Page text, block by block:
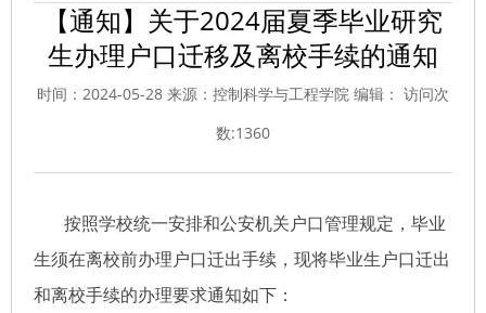
【通知】关于2024届夏季毕业研究
生办理户口迁移及离校手续的通知
时间：2024-05-28 来源：控制科学与工程学院 编辑： 访问次
数:1360
按照学校统一安排和公安机关户口管理规定，毕业
生须在离校前办理户口迁出手续，现将毕业生户口迁出
和离校手续的办理要求通知如下：